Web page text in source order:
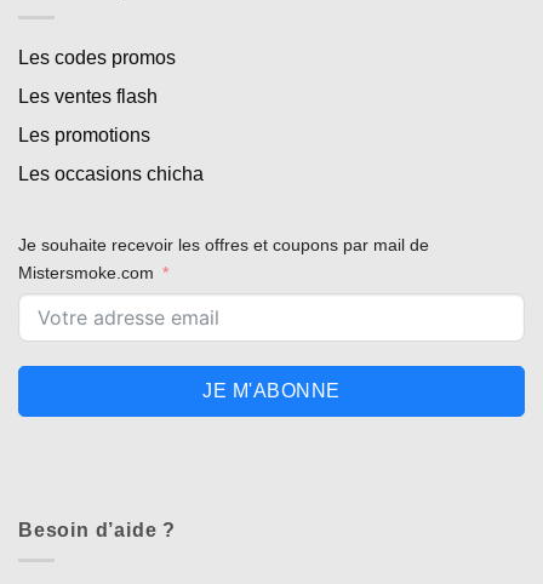
Les codes promos
Les ventes flash
Les promotions
Les occasions chicha
Je souhaite recevoir les offres et coupons par mail de
Mistersmoke.com
JE M'ABONNE
Besoin d’aide ?